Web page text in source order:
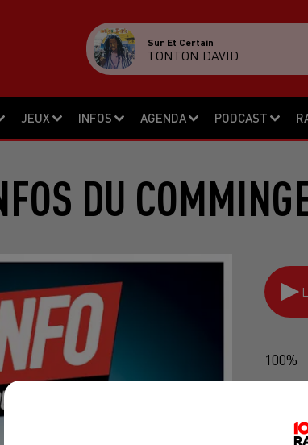
JEUX INFOS AGENDA PODCAST
Sur Et Certain
TONTON DAVID
DU
100%